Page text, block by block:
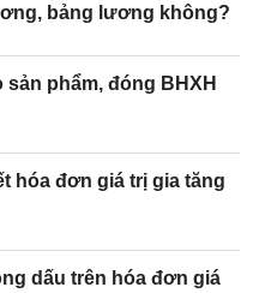
bảng lương không?
phẩm, đóng BHXH
hóa đơn giá trị gia tăng
dấu trên hóa đơn giá